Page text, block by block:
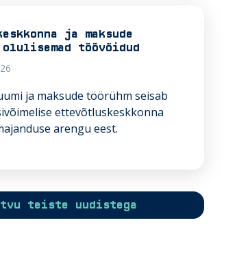
ja maksude
töövõidud
ja maksude töörühm seisab
ettevõtluskeskkonna
arengu eest.
teiste uudistega